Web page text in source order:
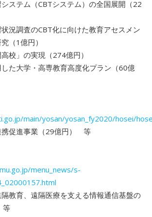
システム（CBTシステム）の全国展開（22
状況調査のCBT化に向けた教育アセスメン
（1億円）
校」の実現（274億円）
した大学・高専教育高度化プラン（60億
main/yosan/yosan_fy2020/hosei/
携促進事業（29億円） 等
menu_news/s-
隔教育、遠隔医療を支える情報通信基盤の
等